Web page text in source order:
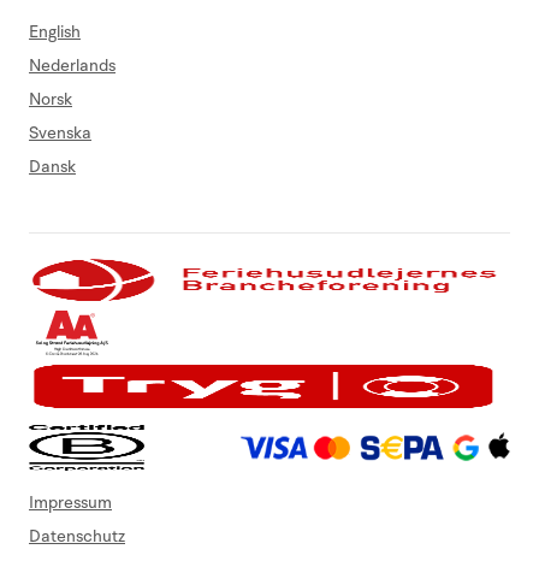
English
Nederlands
Norsk
Svenska
Dansk
Impressum
Datenschutz